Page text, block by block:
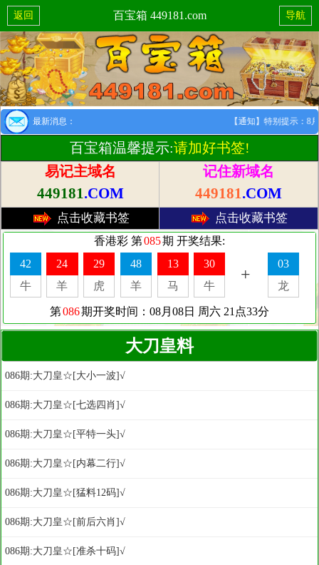
返回 百宝箱 449181.com 导航
最新消息： 【通知】特别提示：8月1
百宝箱温馨提示:请加好书签!
易记主域名
449181.COM
记住新域名
449181.COM
点击收藏书签 点击收藏书签
大刀皇料
086期:大刀皇☆[大小一波]√
086期:大刀皇☆[七选四肖]√
086期:大刀皇☆[平特一头]√
086期:大刀皇☆[内幕二行]√
086期:大刀皇☆[猛料12码]√
086期:大刀皇☆[前后六肖]√
086期:大刀皇☆[准杀十码]√